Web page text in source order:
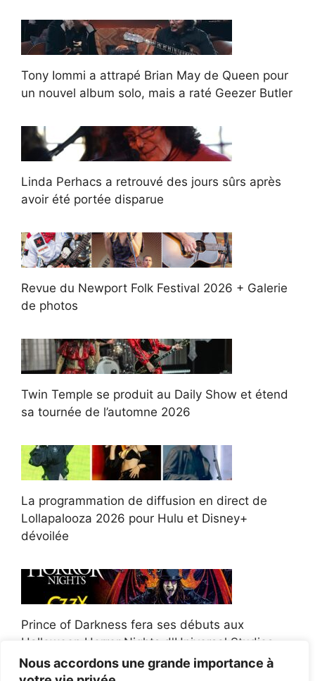
Nous accordons une grande importance à
Tony Iommi a attrapé Brian May de Queen pour
un nouvel album solo, mais a raté Geezer Butler
Linda Perhacs a retrouvé des jours sûrs après
avoir été portée disparue
Revue du Newport Folk Festival 2026 + Galerie
de photos
Twin Temple se produit au Daily Show et étend
sa tournée de l’automne 2026
La programmation de diffusion en direct de
Lollapalooza 2026 pour Hulu et Disney+
dévoilée
Prince of Darkness fera ses débuts aux
Halloween Horror Nights d'Universal Studios